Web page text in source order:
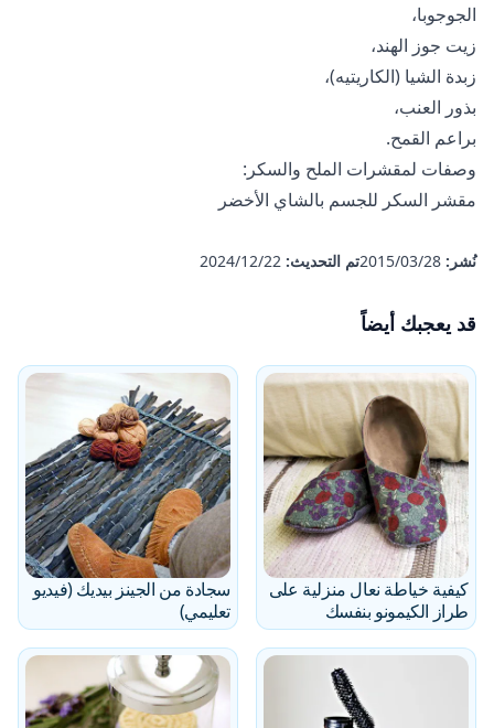
الجوجوبا،
زيت جوز الهند،
زبدة الشيا (الكاريتيه)،
بذور العنب،
براعم القمح.
وصفات لمقشرات الملح والسكر:
مقشر السكر للجسم بالشاي الأخضر
نُشر: 28‏/03‏/2015 تم التحديث: 22‏/12‏/2024
قد يعجبك أيضاً
كيفية خياطة نعال منزلية على
طراز الكيمونو بنفسك
سجادة من الجينز بيديك (فيديو
تعليمي)